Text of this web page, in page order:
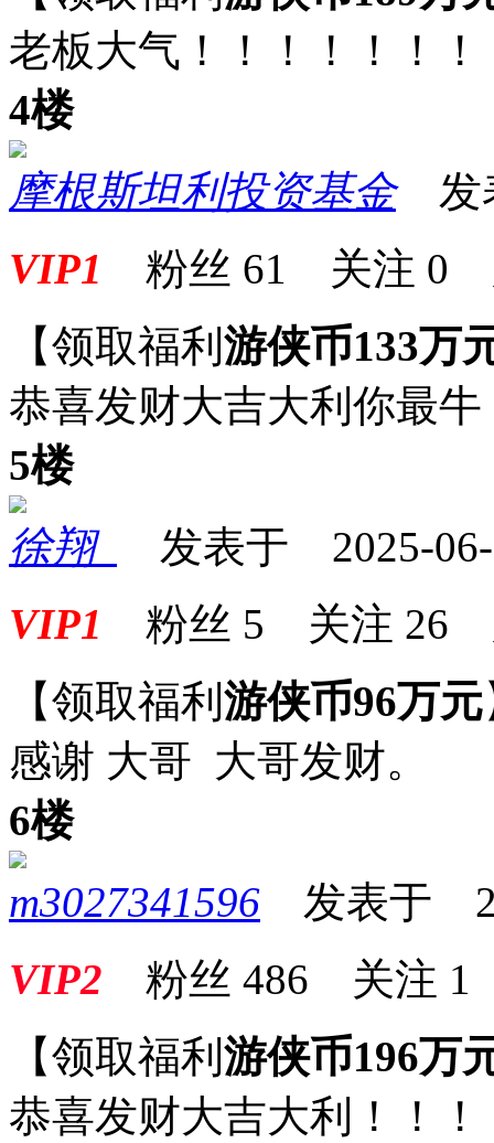
老板大气！！！！！！！
4楼
摩根斯坦利投资基金发
VIP1 粉丝 61 关注 0
【领取福利 游侠币133万
恭喜发财大吉大利你最牛
5楼
徐翔_
发表于 2025-06-
VIP1 粉丝 5 关注 26
【领取福利 游侠币96万元
感谢 大哥 大哥发财。
6楼
m3027341596 发表于
VIP2 粉丝 486 关注 1
【领取福利 游侠币196万
恭喜发财大吉大利！！！